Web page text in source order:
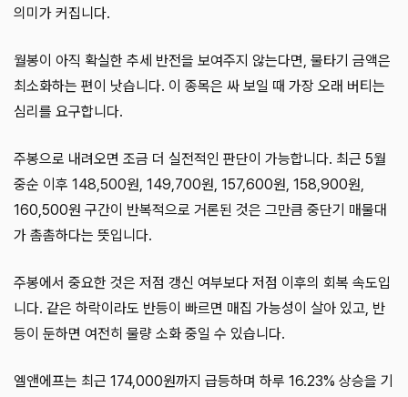
의미가 커집니다.
월봉이 아직 확실한 추세 반전을 보여주지 않는다면, 물타기 금액은
최소화하는 편이 낫습니다. 이 종목은 싸 보일 때 가장 오래 버티는
심리를 요구합니다.
주봉으로 내려오면 조금 더 실전적인 판단이 가능합니다. 최근 5월
중순 이후 148,500원, 149,700원, 157,600원, 158,900원,
160,500원 구간이 반복적으로 거론된 것은 그만큼 중단기 매물대
가 촘촘하다는 뜻입니다.
주봉에서 중요한 것은 저점 갱신 여부보다 저점 이후의 회복 속도입
니다. 같은 하락이라도 반등이 빠르면 매집 가능성이 살아 있고, 반
등이 둔하면 여전히 물량 소화 중일 수 있습니다.
엘앤에프는 최근 174,000원까지 급등하며 하루 16.23% 상승을 기